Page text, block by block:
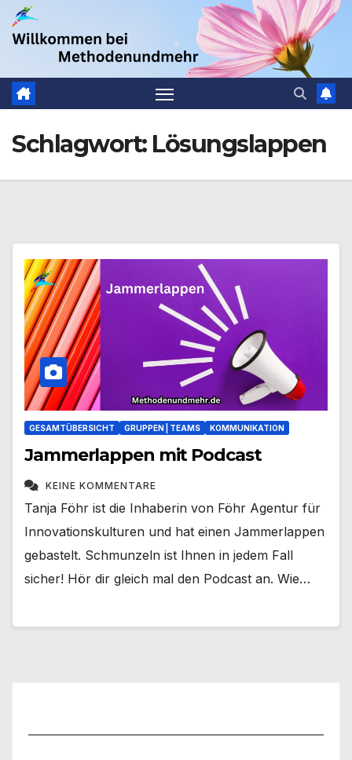
Zum
Inhalt
.
Schlagwort: Lösungslappen
GESAMTÜBERSICHT GRUPPEN | TEAMS KOMMUNIKATION
Jammerlappen mit Podcast
KEINE KOMMENTARE
Tanja Föhr ist die Inhaberin von Föhr Agentur für
Innovationskulturen und hat einen Jammerlappen
gebastelt. Schmunzeln ist Ihnen in jedem Fall
sicher! Hör dir gleich mal den Podcast an. Wie…